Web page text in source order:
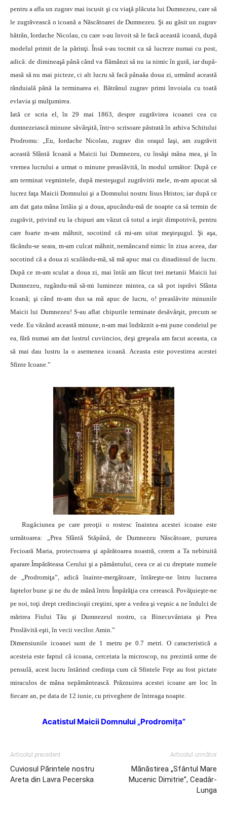
pentru a afla un zugrav mai iscusit şi cu viaţă plăcuta lui Dumnezeu, care să
le zugrăvească o icoană a Născătoarei de Dumnezeu. Şi au găsit un zugrav
bătrân, Iordache Nicolau, cu care s-au învoit să le facă această icoană, după
modelul primit de la părinţi. Însă s-au tocmit ca să lucreze numai cu post,
adică: de dimineaşă până când va flămânzi să nu ia nimic în gură, iar după-
masă să nu mai picteze, ci alt lucru să facă pânaăa doua zi, urmând această
rânduială până la terminarea ei. Bătrânul zugrav primi învoiala cu toată
evlavia şi mulţumirea.
Iată ce scria el, în 29 mai 1863, despre zugrăvirea icoanei cea cu
dumnezeiască minune săvârşită, într-o scrisoare păstrată în arhiva Schitului
Prodromu: „Eu, Iordache Nicolau, zugrav din oraşul Iaşi, am zugrăvit
această Sfântă Icoană a Maicii lui Dumnezeu, cu însăşi mâna mea, şi în
vremea lucrului a urmat o minune preaslăvită, în modul următor: După ce
am terminat veşmintele, după mesteşugul zugrăvirii mele, m-am apucat să
lucrez faţa Maicii Domnului şi a Domnului nostru Iisus Hristos; iar după ce
am dat gata mâna întâia şi a doua, apucându-mă de noapte ca să termin de
zugrăvit, privind eu la chipuri am văzut că totul a ieşit dimpotrivă, pentru
care foarte m-am mâhnit, socotind că mi-am uitat meşteşugul. Şi aşa,
făcându-se seara, m-am culcat mâhnit, nemâncand nimic în ziua aceea, dar
socotind că a doua zi sculându-mă, să mă apuc mai cu dinadinsul de lucru.
După ce m-am sculat a doua zi, mai întâi am făcut trei metanii Maicii lui
Dumnezeu, rugându-mă să-mi lumineze mintea, ca să pot isprăvi Sfânta
Icoană; şi când m-am dus sa mă apuc de lucru, o! preaslăvite minunile
Maicii lui Dumnezeu! S-au aflat chipurile terminate desăvârşit, precum se
vede. Eu văzând această minune, n-am mai îndrăznit a-mi pune condeiul pe
ea, fără numai am dat lustrul cuviincios, deşi greşeala am facut aceasta, ca
să mai dau lustru la o asemenea icoană. Aceasta este povestirea acestei
Sfinte Icoane.”
Rugăciunea pe care preoţii o rostesc înaintea acestei icoane este
următoarea: „Prea Sfântă Stăpână, de Dumnezeu Născătoare, pururea
Fecioară Maria, protectoarea şi apărătoarea noastră, cerem a Ta nebiruită
aparare.Împărăteasa Cerului şi a pământului, ceea ce ai cu dreptate numele
de „Prodromiţa”, adică înainte-mergătoare, întăreşte-ne întru lucrarea
faptelor bune şi ne du de mână întru Împărăţia cea cerească. Povăţuieşte-ne
pe noi, toţi drept credincioşii creştini, spre a vedea şi veşnic a ne îndulci de
mărirea Fiului Tău şi Dumnezeul nostru, ca Binecuvântata şi Prea
Proslăvită eşti, în vecii vecilor. Amin.”
Dimensiunile icoanei sunt de 1 metru pe 0.7 metri. O caracteristică a
acesteia este faptul că icoana, cercetata la microscop, nu prezintă urme de
pensulă, acest lucru întărind credinţa cum că Sfintele Feţe au fost pictate
miraculos de mâna nepământească. Prăznuirea acestei icoane are loc în
fiecare an, pe data de 12 iunie, cu priveghere de întreaga noapte.
Acatistul Maicii Domnului „Prodromiţa”
Articolul precedent
Cuviosul Părintele nostru
Areta din Lavra Pecerska
Articolul următor
Mănăstirea „Sfântul Mare
Mucenic Dimitrie”, Ceadâr-
Lunga